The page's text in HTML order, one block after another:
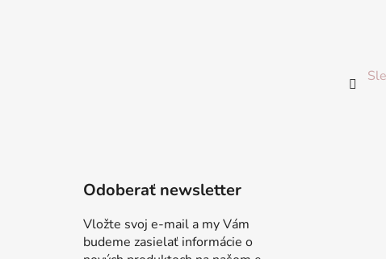
Odoberať newsletter
Vložte svoj e-mail a my Vám
budeme zasielať informácie o